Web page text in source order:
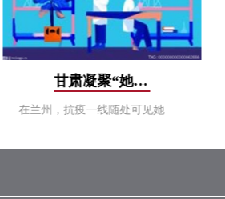
甘肃凝聚“她力量”：互助抗疫，女人更懂女人心
在兰州，抗疫一线随处可见她身影，她们是身穿防护服的大白，是寒潮来袭坚守在社区防疫卡口点的红马甲，也是在幕后默默做服务的巾帼志愿者…